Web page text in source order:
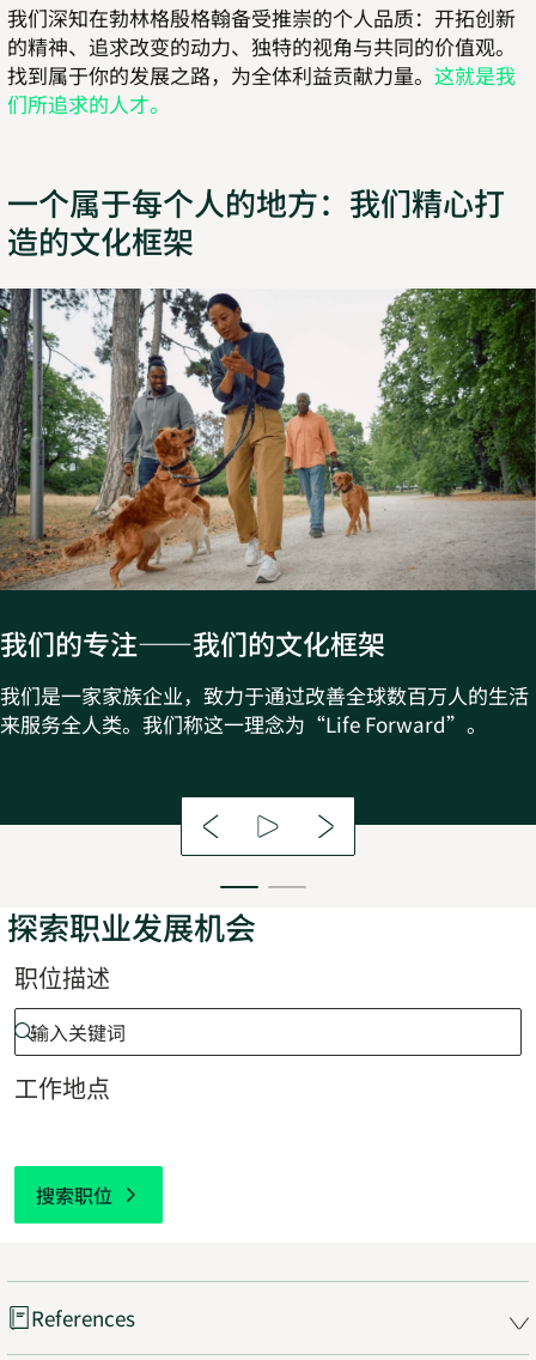
我们深知在勃林格殷格翰备受推崇的个人品质：开拓创新
的精神、追求改变的动力、独特的视角与共同的价值观。
找到属于你的发展之路，为全体利益贡献力量。 这就是我
们所追求的人才。
一个属于每个人的地方：我们精心打
造的文化框架
我们的专注——我们的文化框架
我们是一家家族企业，致力于通过改善全球数百万人的生活
来服务全人类。我们称这一理念为“Life Forward”。
探索职业发展机会
职位描述
工作地点
搜索职位
References